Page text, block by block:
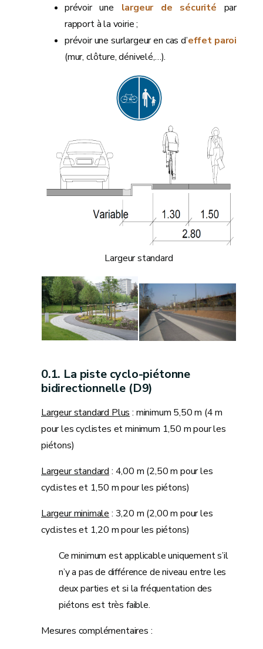
prévoir une largeur de sécurité par
rapport à la voirie ;
prévoir une surlargeur en cas d’effet paroi
(mur, clôture, dénivelé,…).
Largeur standard
La piste cyclo-piétonne
bidirectionnelle (D9)
Largeur standard Plus : minimum 5,50 m (4 m
pour les cyclistes et minimum 1,50 m pour les
piétons)
Largeur standard : 4,00 m (2,50 m pour les
cyclistes et 1,50 m pour les piétons)
Largeur minimale : 3,20 m (2,00 m pour les
cyclistes et 1,20 m pour les piétons)
Ce minimum est applicable uniquement s’il
n’y a pas de différence de niveau entre les
deux parties et si la fréquentation des
piétons est très faible.
Mesures complémentaires :